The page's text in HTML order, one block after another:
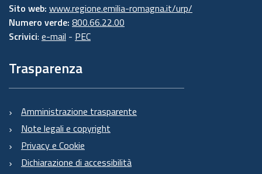
Sito web: www.regione.emilia-romagna.it/urp/
Numero verde: 800.66.22.00
Scrivici: e-mail - PEC
Trasparenza
Amministrazione trasparente
Note legali e copyright
Privacy e Cookie
Dichiarazione di accessibilità